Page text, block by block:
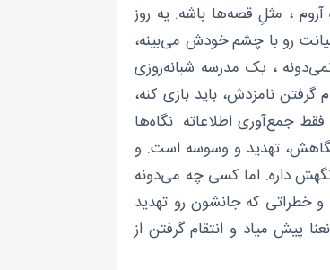
می‌کنه زندگی قراره آروم ، مثلِ قصه‌ها باشه. یه روز
رو با چشم خودش می‌بینه،
، یک مدرسه شبانه‌روزی
نامزدش، باید بازی کنه،
جمع‌آوری اطلاعاته. نگاه‌ها
تهدید و وسوسه است. و
داره. اما کسی چه می‌دونه
و خطراتی که جانشون رو تهدید
پیش میاد و انتقام گرفتن از